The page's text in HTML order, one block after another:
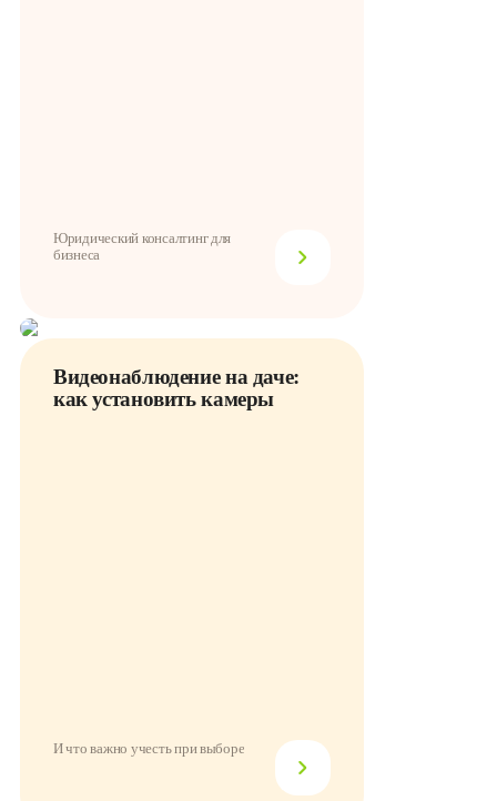
Юридический консалтинг для
бизнеса
Видеонаблюдение на даче:
как установить камеры
И что важно учесть при выборе